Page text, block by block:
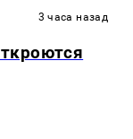
3 часа назад